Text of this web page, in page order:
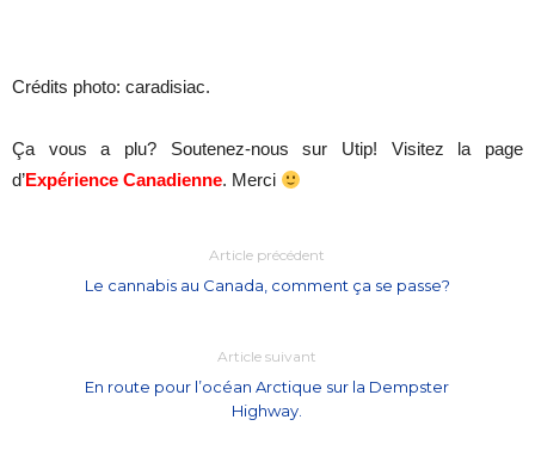
Crédits photo: caradisiac.
Ça vous a plu? Soutenez-nous sur Utip! Visitez la page
d’Expérience Canadienne. Merci
Article précédent
Le cannabis au Canada, comment ça se passe?
Article suivant
En route pour l’océan Arctique sur la Dempster
Highway.